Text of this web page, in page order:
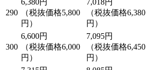
290
6,380円
（税抜価格5,800
円）
7,018円
（税抜価格6,380
円）
300
6,600円
（税抜価格6,000
円）
7,095円
（税抜価格6,450
円）